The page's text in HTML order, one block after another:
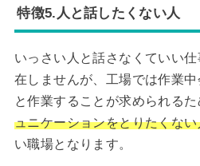
特徴5.人と話したくない人
いっさい人と話さなくていい
在しませんが、工場では作業
と作業することが求められるた
ュニケーションをとりたくない
い職場となります。